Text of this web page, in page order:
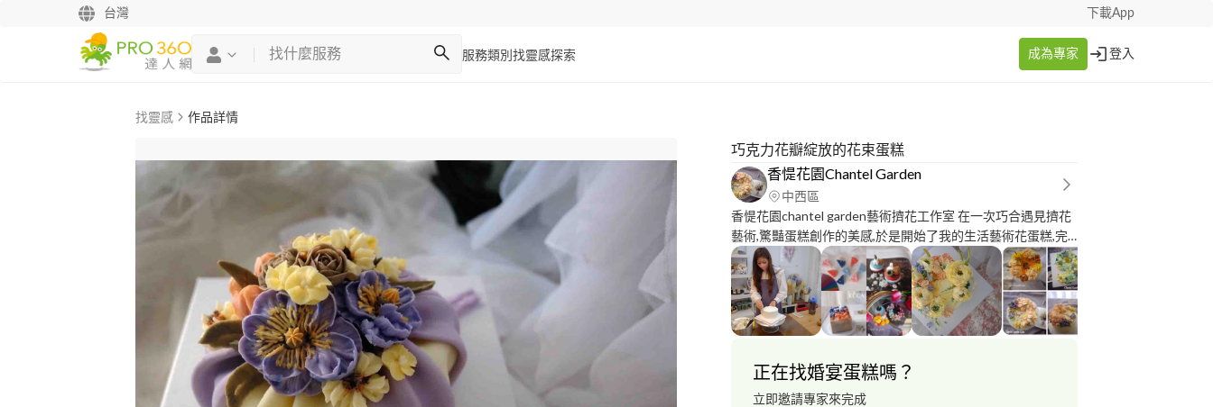
台灣 下載App
服務類別 找靈感探索 成為專家 登入
找靈感 作品詳情
巧克力花瓣綻放的花束蛋糕
香惿花園Chantel Garden
中西區
香惿花園chantel garden藝術擠花工作室 在一次巧合遇見擠花
藝術,驚豔蛋糕創作的美感,於是開始了我的生活藝術花蛋糕,完
成首張KFDA豆沙師資證書,經過年多的琢磨熟成,醞釀出更有溫
度的作品,因為創作而豐富自己的心靈與生活,希望能藉由手作傳
遞有溫度的作品. __Claire__ •韓國花卉設計協會 •KFDA全能師
資證書、擠花證書、刮刀花證書 Korea Flower Design
Association(KFDA) •首爾花蛋糕協會～SFCA牛奶霜證書 Seoul
大豆蠟擠花證書 Korea Natural Design Association(KNDA) •韓
國鑽石蠟燭Diamant Candle Art Class證書 •韓國手工花卉藝術
正在找婚宴蛋糕嗎？
立即邀請專家來完成